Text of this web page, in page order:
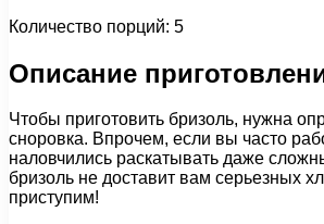
Количество порций: 5
Описание
Чтобы приготовить бризоль, нужна
сноровка. Впрочем, если вы часто
наловчились раскатывать даже
бризоль не доставит вам серьезных
приступим!